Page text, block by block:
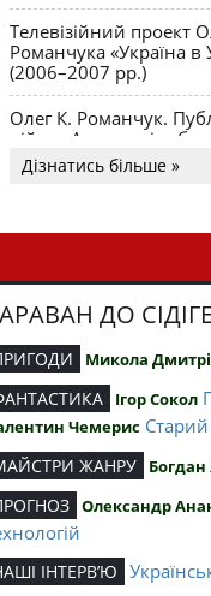
Телевізійний проект
Романчука «Україна в
(2006–2007 рр.)
Олег К. Романчук.
війни. Акценти і табу
Дізнатись більше »
ДО
Микола
Ігор Сокол
Чемерис Старий
ЖАНРУ
Олександр
ІНТЕРВ’Ю